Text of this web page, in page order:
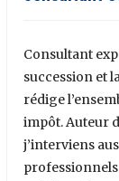
Consultant
succession et
rédige
impôt. Auteur
j’interviens